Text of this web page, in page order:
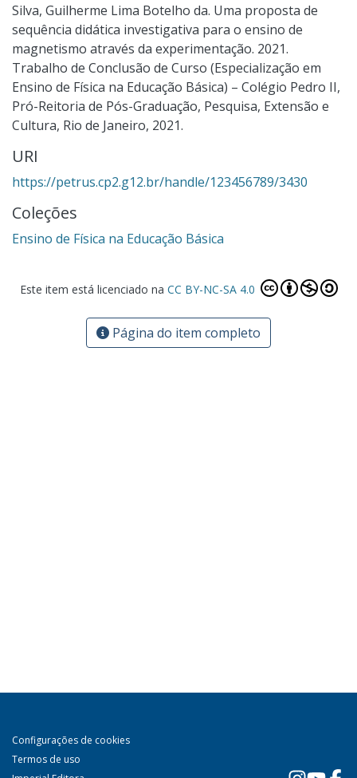
Silva, Guilherme Lima Botelho da. Uma proposta de
sequência didática investigativa para o ensino de
magnetismo através da experimentação. 2021.
Trabalho de Conclusão de Curso (Especialização em
Ensino de Física na Educação Básica) – Colégio Pedro II,
Pró-Reitoria de Pós-Graduação, Pesquisa, Extensão e
Cultura, Rio de Janeiro, 2021.
URI
https://petrus.cp2.g12.br/handle/123456789/3430
Coleções
Ensino de Física na Educação Básica
Este item está licenciado na CC BY-NC-SA 4.0
Página do item completo
Configurações de cookies
Termos de uso